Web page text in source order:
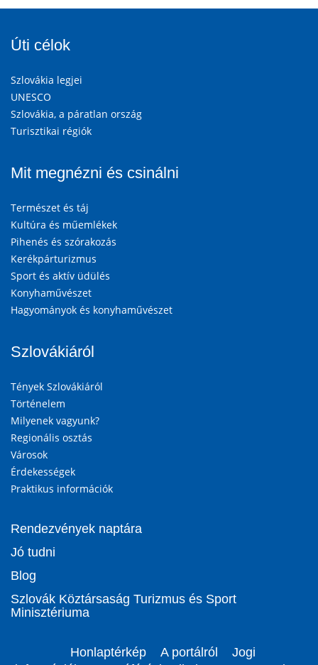
Úti célok
Szlovákia legjei
UNESCO
Szlovákia, a páratlan ország
Turisztikai régiók
Mit megnézni és csinálni
Természet és táj
Kultúra és műemlékek
Pihenés és szórakozás
Kerékpárturizmus
Sport és aktív üdülés
Konyhaművészet
Hagyományok és konyhaművészet
Szlovákiáról
Tények Szlovákiáról
Történelem
Milyenek vagyunk?
Regionális osztás
Városok
Érdekességek
Praktikus információk
Rendezvények naptára
Jó tudni
Blog
Szlovák Köztársaság Turizmus és Sport
Minisztériuma
Honlaptérkép A portálról
Jogi